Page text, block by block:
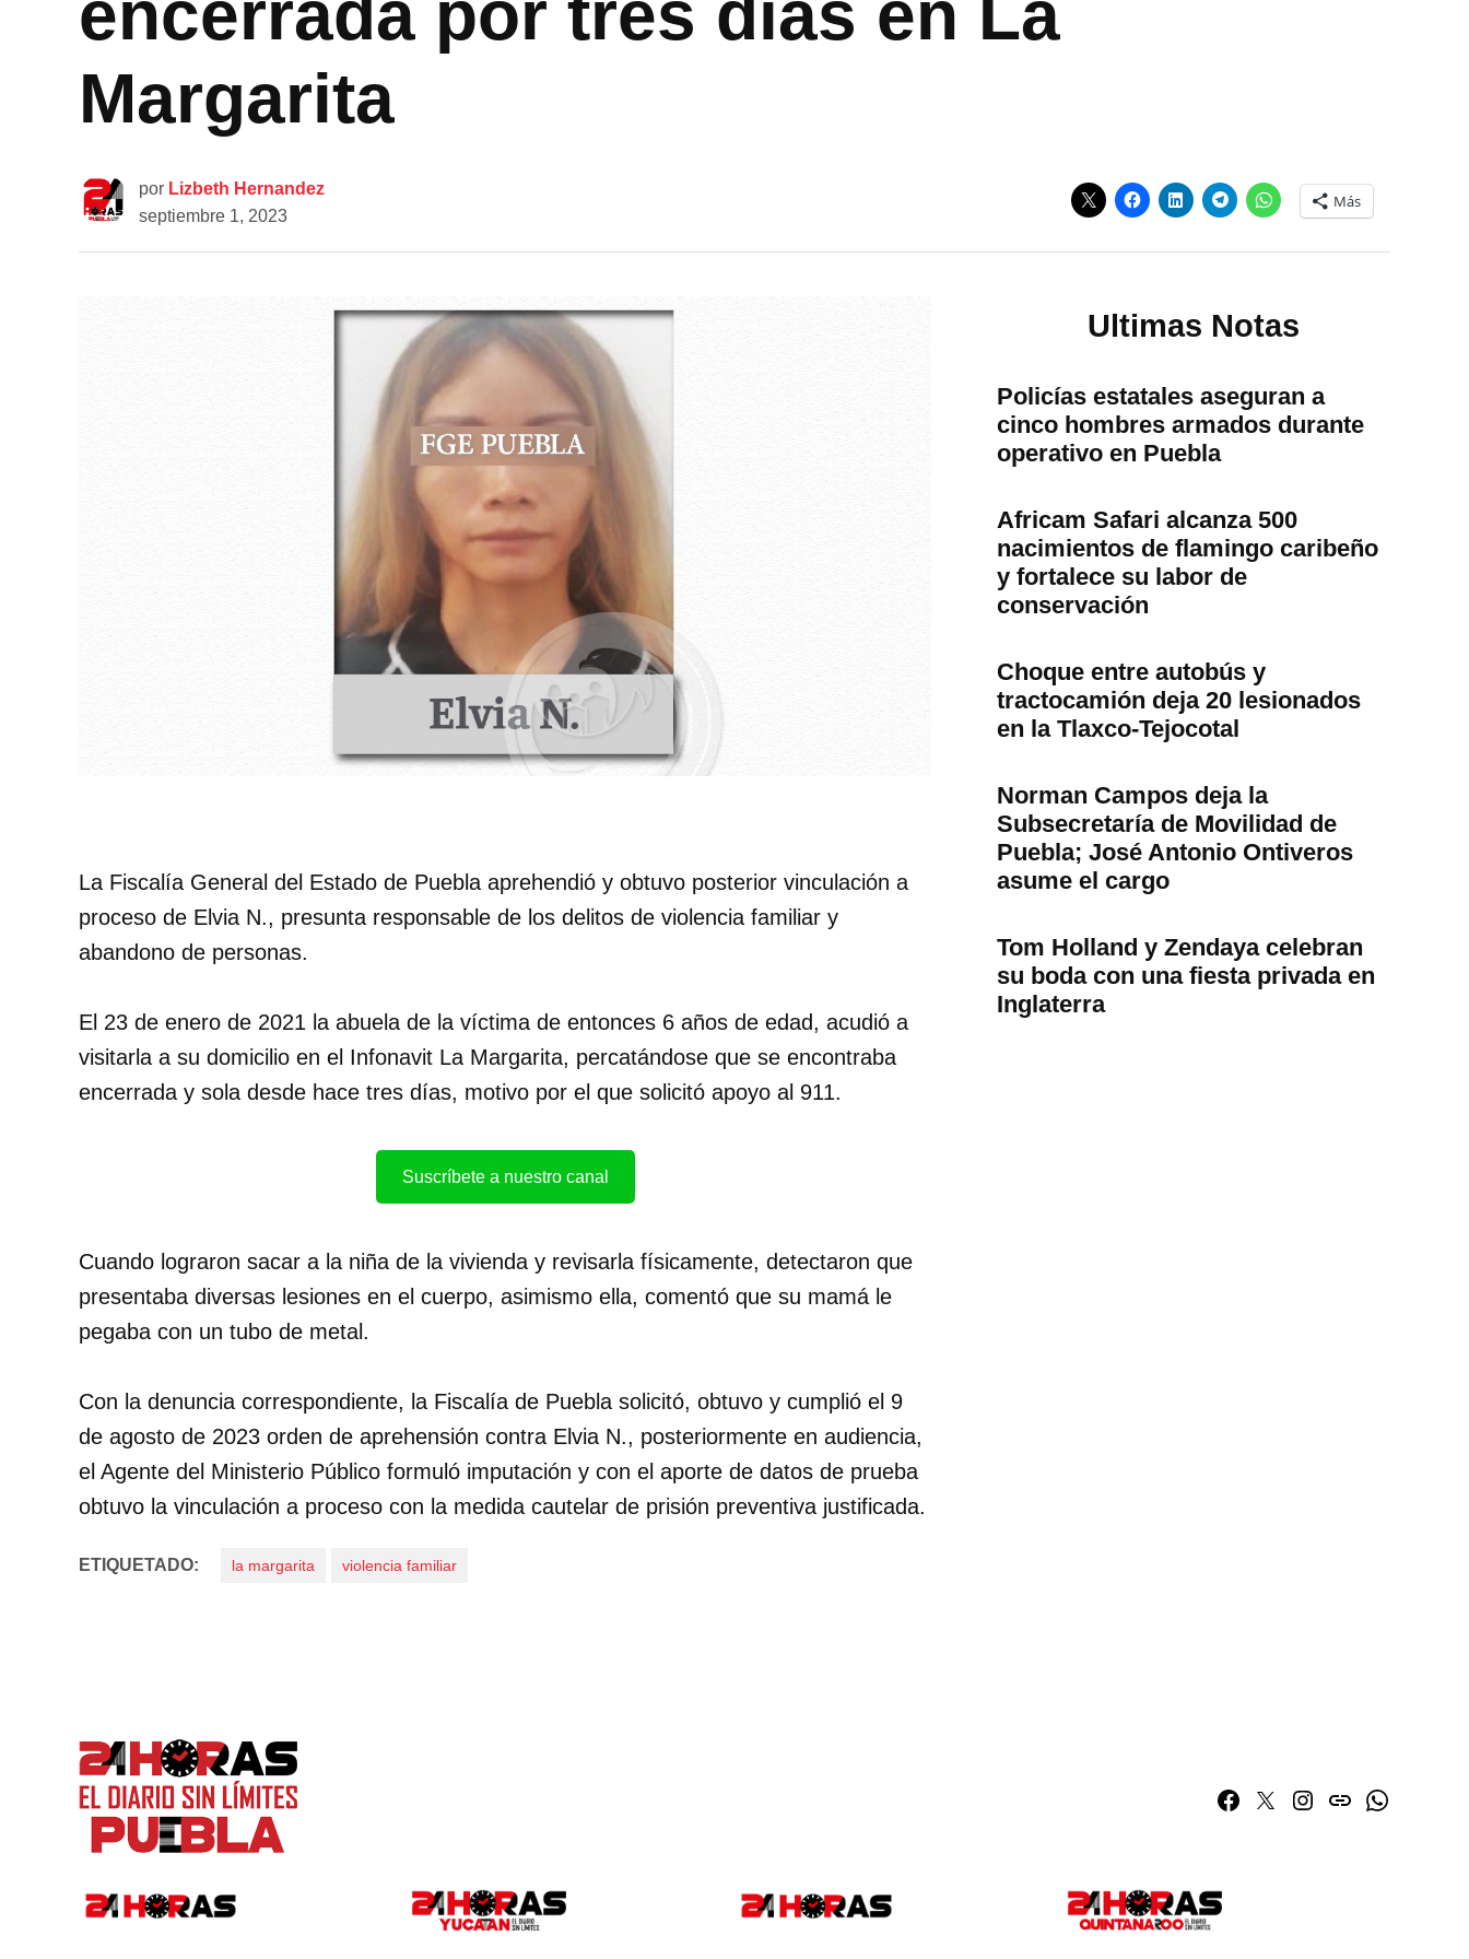
Margarita
por Lizbeth Hernandez
septiembre 1, 2023
Más
La Fiscalía General del Estado de Puebla aprehendió y obtuvo posterior vinculación a
proceso de Elvia N., presunta responsable de los delitos de violencia familiar y
abandono de personas.
El 23 de enero de 2021 la abuela de la víctima de entonces 6 años de edad, acudió a
visitarla a su domicilio en el Infonavit La Margarita, percatándose que se encontraba
encerrada y sola desde hace tres días, motivo por el que solicitó apoyo al 911.
Suscríbete a nuestro canal
Cuando lograron sacar a la niña de la vivienda y revisarla físicamente, detectaron que
presentaba diversas lesiones en el cuerpo, asimismo ella, comentó que su mamá le
pegaba con un tubo de metal.
Con la denuncia correspondiente, la Fiscalía de Puebla solicitó, obtuvo y cumplió el 9
de agosto de 2023 orden de aprehensión contra Elvia N., posteriormente en audiencia,
el Agente del Ministerio Público formuló imputación y con el aporte de datos de prueba
obtuvo la vinculación a proceso con la medida cautelar de prisión preventiva justificada.
ETIQUETADO: la margarita violencia familiar
Ultimas Notas
Policías estatales aseguran a
cinco hombres armados durante
operativo en Puebla
Africam Safari alcanza 500
nacimientos de flamingo caribeño
y fortalece su labor de
conservación
Choque entre autobús y
tractocamión deja 20 lesionados
en la Tlaxco-Tejocotal
Norman Campos deja la
Subsecretaría de Movilidad de
Puebla; José Antonio Ontiveros
asume el cargo
Tom Holland y Zendaya celebran
su boda con una fiesta privada en
Inglaterra
Facebook
TwitterInstagram
issuuWhatsapp